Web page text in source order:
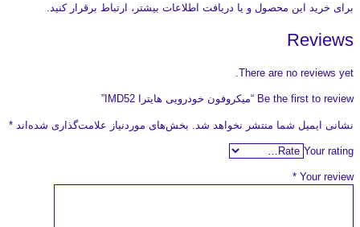
برای خرید این محصول و یا دریافت اطلاعات بیشتر، ارتباط برقرار کنید.
Reviews
There are no reviews yet.
Be the first to review “میکروفون خودرویی هایترا IMD52”
نشانی ایمیل شما منتشر نخواهد شد. بخش‌های موردنیاز علامت‌گذاری شده‌اند *
Your rating
Your review
*